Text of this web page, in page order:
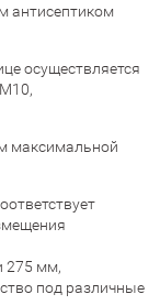
антисептиком
осуществляется
максимальной
275 мм,
под различные